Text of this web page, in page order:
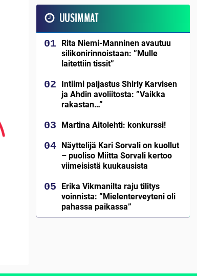
UUSIMMAT
Rita Niemi-Manninen avautuu
silikonirinnoistaan: ”Mulle
laitettiin tissit”
Intiimi paljastus Shirly Karvisen
ja Ahdin avoliitosta: ”Vaikka
rakastan…”
Martina Aitolehti: konkurssi!
Näyttelijä Kari Sorvali on kuollut
– puoliso Miitta Sorvali kertoo
viimeisistä kuukausista
Erika Vikmanilta raju tilitys
voinnista: ”Mielenterveyteni oli
pahassa paikassa”